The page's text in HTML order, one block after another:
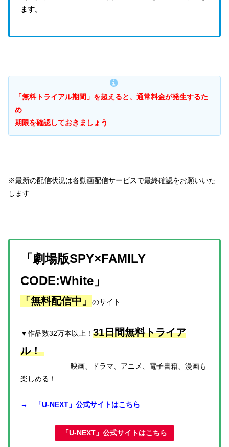
ます。
「無料トライアル期間」を超えると、通常料金が発生するた
め
期限を確認しておきましょう
※最新の配信状況は各動画配信サービスで最終確認をお願いいた
します
「劇場版SPY×FAMILY
CODE:White」
「無料配信中」 のサイト
▼作品数32万本以上！ 31日間無料トライア
ル！
映画、ドラマ、アニメ、電子書籍、漫画も
楽しめる！
→ 「U-NEXT」公式サイトはこちら
「U-NEXT」公式サイトはこちら